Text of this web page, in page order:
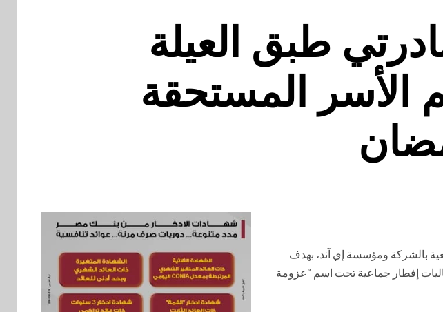
طبق العيلة
الأسر المستحقة
بالشركة ومؤسسة إي آند، بهدف
إفطار جماعية تحت اسم “عزومة